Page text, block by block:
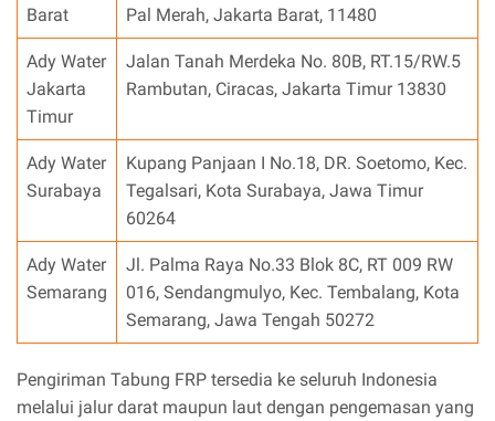
Barat
Pal Merah, Jakarta Barat, 11480
Ady Water
Jakarta
Timur
Jalan Tanah Merdeka No. 80B, RT.15/RW.5
Rambutan, Ciracas, Jakarta Timur 13830
Ady Water
Surabaya
Kupang Panjaan I No.18, DR. Soetomo, Kec.
Tegalsari, Kota Surabaya, Jawa Timur
60264
Ady Water
Semarang
Jl. Palma Raya No.33 Blok 8C, RT 009 RW
016, Sendangmulyo, Kec. Tembalang, Kota
Semarang, Jawa Tengah 50272
Pengiriman Tabung FRP tersedia ke seluruh Indonesia
melalui jalur darat maupun laut dengan pengemasan yang